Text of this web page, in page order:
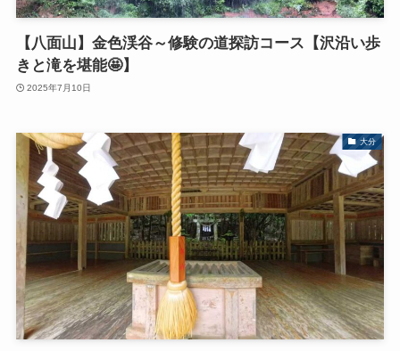
【八面山】金色渓谷～修験の道探訪コース【沢沿い歩
きと滝を堪能🤩】
2025年7月10日
大分